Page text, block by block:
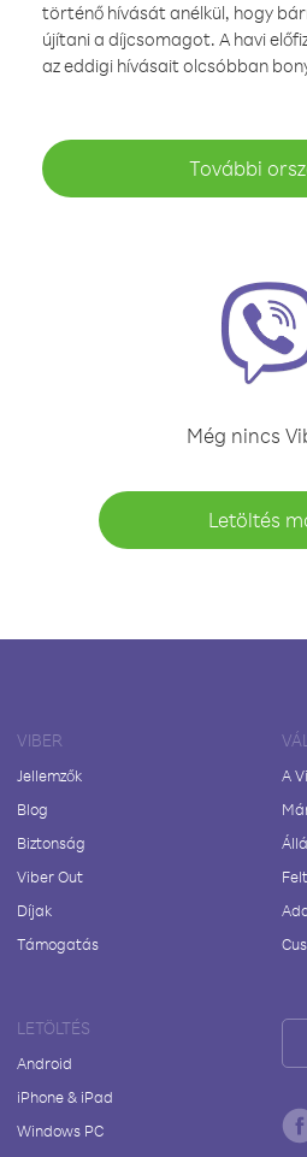
történő hívását anélkül, hogy
újítani a díjcsomagot. A havi
az eddigi hívásait olcsóbban
További
Még nincs
Letöltés
VIBER
Jellemzők
Blog
Biztonság
Viber Out
Díjak
Támogatás
A
LETÖLTÉS
Android
iPhone & iPad
Windows PC